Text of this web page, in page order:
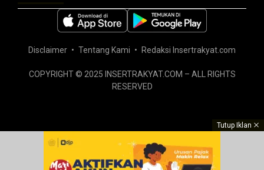
Disclaimer Tentang Kami Redaksi Insertrakyat.com
COPYRIGHT © 2025 INSERTRAKYAT.COM – ALL RIGHTS
RESERVED
Tutup Iklan